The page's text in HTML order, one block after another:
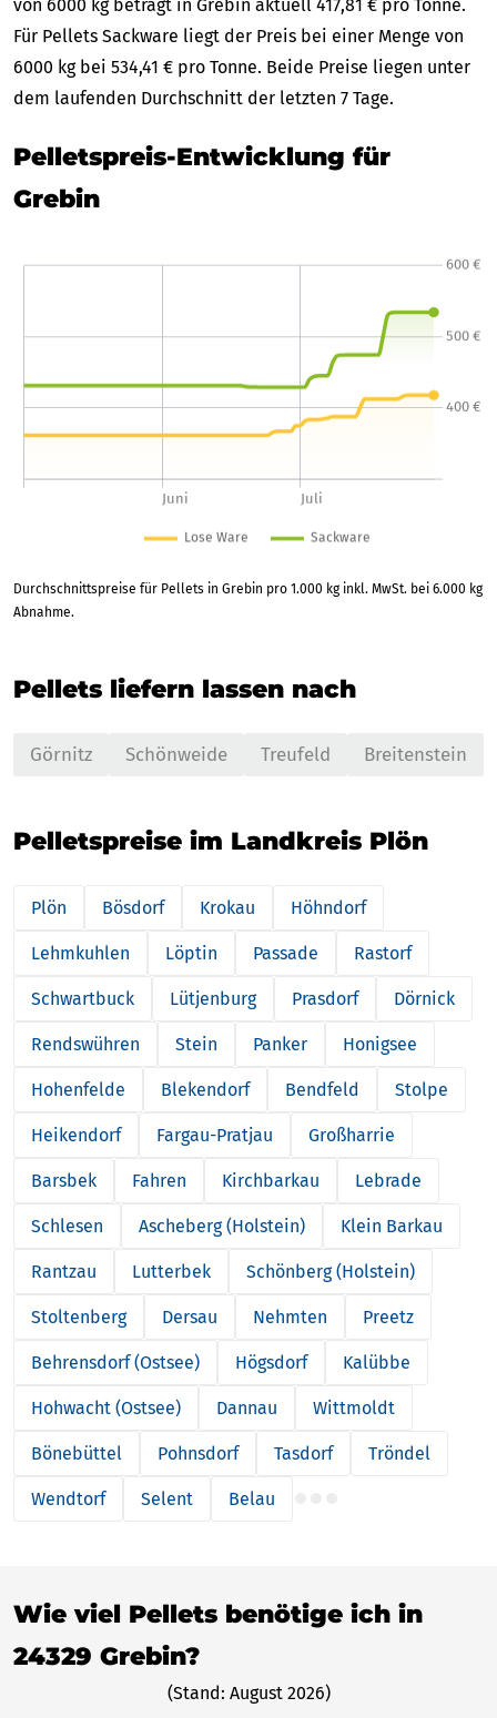
von 6000 kg beträgt in Grebin aktuell 417,81 € pro Tonne.
Für Pellets Sackware liegt der Preis bei einer Menge von
6000 kg bei 534,41 € pro Tonne. Beide Preise liegen unter
dem laufenden Durchschnitt der letzten 7 Tage.
Pelletspreis-Entwicklung für
Grebin
Durchschnittspreise für Pellets in Grebin pro 1.000 kg inkl. MwSt. bei 6.000 kg
Abnahme.
Pellets liefern lassen nach
Görnitz Schönweide Treufeld Breitenstein
Pelletspreise im Landkreis Plön
Plön Bösdorf Krokau Höhndorf
Lehmkuhlen Löptin Passade Rastorf
Schwartbuck Lütjenburg Prasdorf Dörnick
Rendswühren Stein Panker Honigsee
Hohenfelde Blekendorf Bendfeld Stolpe
Heikendorf Fargau-Pratjau Großharrie
Barsbek Fahren Kirchbarkau Lebrade
Schlesen Ascheberg (Holstein) Klein Barkau
Rantzau Lutterbek Schönberg (Holstein)
Stoltenberg Dersau Nehmten Preetz
Behrensdorf (Ostsee) Högsdorf Kalübbe
Hohwacht (Ostsee) Dannau Wittmoldt
Bönebüttel Pohnsdorf Tasdorf Tröndel
Wendtorf Selent Belau
Wie viel Pellets benötige ich in
24329 Grebin?
(Stand: August 2026)